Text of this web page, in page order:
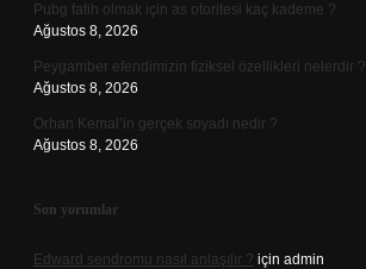
Pubg fatih olmak için as otoritesi kaç kademe ?
Ağustos 8, 2026
Peygamber efendimizin fiziksel özellikleri nelerdir ?
Ağustos 8, 2026
Orhan Kemal’in gerçek soyadı nedir ?
Ağustos 8, 2026
Son yorumlar
Edward sendromu nasıl anlaşılır ? için admin